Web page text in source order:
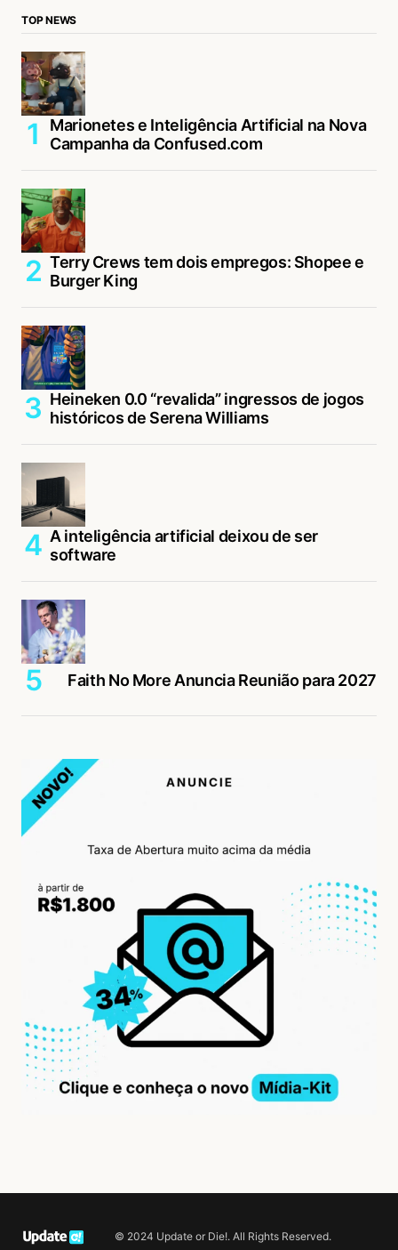
TOP NEWS
Marionetes e Inteligência Artificial na Nova
Campanha da Confused.com
Terry Crews tem dois empregos: Shopee e
Burger King
Heineken 0.0 “revalida” ingressos de jogos
históricos de Serena Williams
A inteligência artificial deixou de ser
software
Faith No More Anuncia Reunião para 2027
© 2024 Update or Die!. All Rights Reserved.